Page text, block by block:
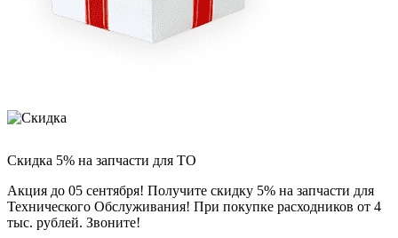
Скидка 5% на запчасти для ТО
Акция до 05 сентября! Получите скидку 5% на запчасти для
Технического Обслуживания! При покупке расходников от 4
тыс. рублей. Звоните!